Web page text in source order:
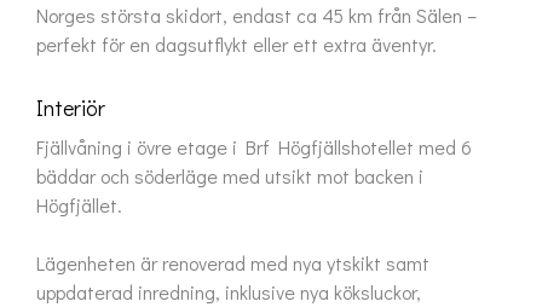
Norges största skidort, endast ca 45 km från Sälen –
perfekt för en dagsutflykt eller ett extra äventyr.
Interiör
Fjällvåning i övre etage i Brf Högfjällshotellet med 6
bäddar och söderläge med utsikt mot backen i
Högfjället.
Lägenheten är renoverad med nya ytskikt samt
uppdaterad inredning, inklusive nya köksluckor,